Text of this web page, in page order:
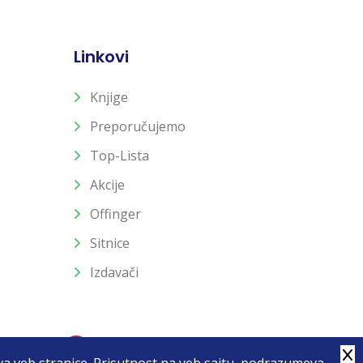
Linkovi
Knjige
Preporučujemo
Top-Lista
Akcije
Offinger
Sitnice
Izdavači